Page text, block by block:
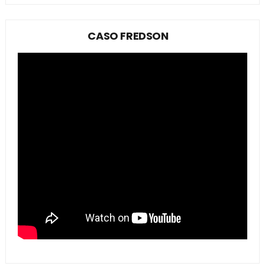
CASO FREDSON